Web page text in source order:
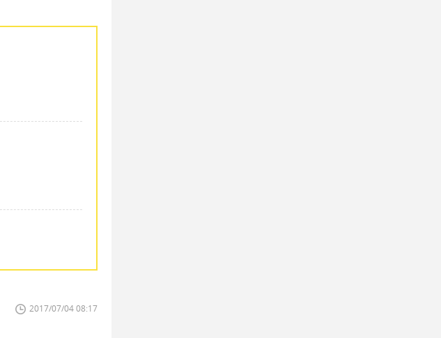
2017/07/04 08:17